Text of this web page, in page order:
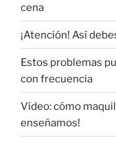
cena
¡Atención! Así
Estos problemas
con frecuencia
Vídeo: cómo
enseñamos!